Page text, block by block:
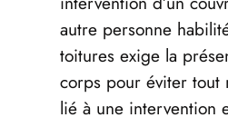
autre personne
toitures exige la
corps pour éviter tout
lié à une intervention